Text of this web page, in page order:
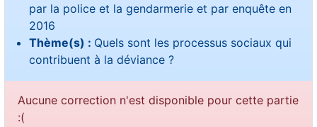
par la police et la gendarmerie et par enquête en
2016
Thème(s) : Quels sont les processus sociaux qui
contribuent à la déviance ?
Aucune correction n'est disponible pour cette partie
:(